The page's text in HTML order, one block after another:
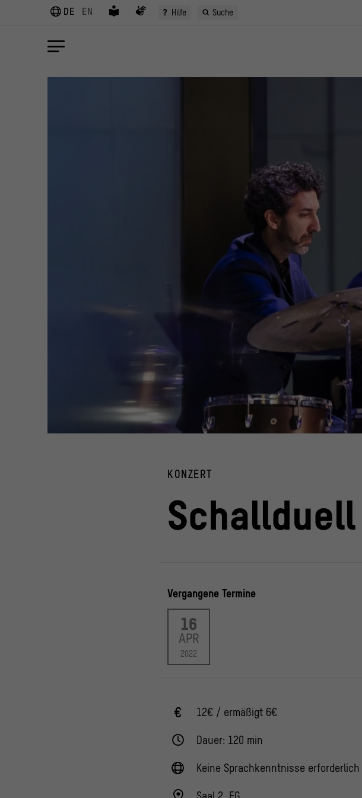
DE EN ? Hilfe Suche
KONZERT
Schallduell
Vergangene Termine
16
APR
2022
12€ / ermäßigt 6€
Dauer: 120 min
Keine Sprachkenntnisse erforderlich